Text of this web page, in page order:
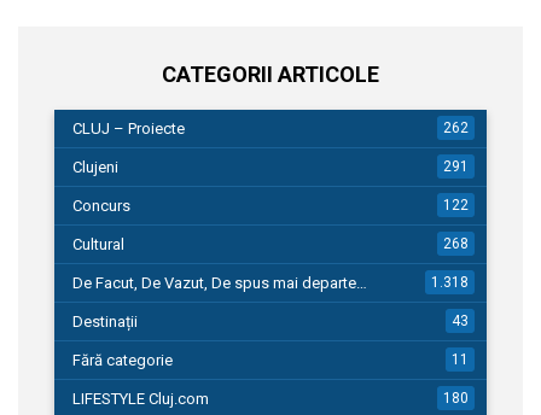
CATEGORII ARTICOLE
CLUJ – Proiecte 262
Clujeni 291
Concurs 122
Cultural 268
De Facut, De Vazut, De spus mai departe… 1.318
Destinații 43
Fără categorie 11
LIFESTYLE Cluj.com 180